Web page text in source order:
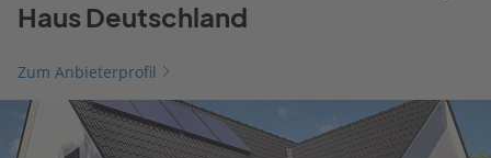
Haus Deutschland
Zum Anbieterprofil